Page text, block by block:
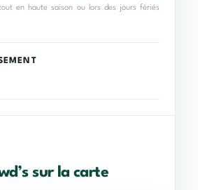
en haute saison ou lors des jours fériés
sur la carte